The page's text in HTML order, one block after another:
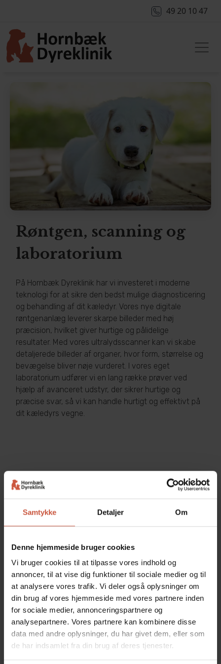
Samtykke Detaljer Om
Denne hjemmeside bruger cookies
Vi bruger cookies til at tilpasse vores indhold og
annoncer, til at vise dig funktioner til sociale medier og til
at analysere vores trafik. Vi deler også oplysninger om
din brug af vores hjemmeside med vores partnere inden
for sociale medier, annonceringspartnere og
analysepartnere. Vores partnere kan kombinere disse
data med andre oplysninger, du har givet dem, eller som
de har indsamlet fra din brug af deres tjenester.
49 20 10 47
Røntgen, scanning og
laboratorium
På Hornbæk Dyreklinik har vi investeret i moderne
teknologi for at sikre den bedst mulige diagnosticering
og behandling af dit kæledyr. Vores nye digitale
røntgenanlæg leverer skarpe billeder med høj
præcision, hvilket giver hurtige og pålidelige
resultater. Med vores ultralydsscanner kan vi skabe
detaljerede billeder af organer, hvor form, størrelse og
bevægelse bliver nøje vurderet. I vores eget
laboratorium udfører vi en lang række prøver ved
hjælp af avanceret udstyr, der sikrer hurtige og
præcise svar, så vi kan handle hurtigt og effektivt på
dit kæledyrs vegne.
Røntgen
digitalt røntgenanlæg, det sikrer helt skarpe billeder,
hurtigt og præcist. Det er afgørende for billedets
placeret i stillinger der ikke er naturlige, derfor bliver
langt de fleste patienter beroliget inden
undersøgelsen.
​Vi foretager også kontrast røntgen ofte i
forbindelse med mave-tarm og urinvejslidelser.
Eksempler på typiske røntgen undersøgelser
foretaget på Hornbæk Dyreklinik kan være
halthedsundersøgelse, HD foto til Dansk Kennel